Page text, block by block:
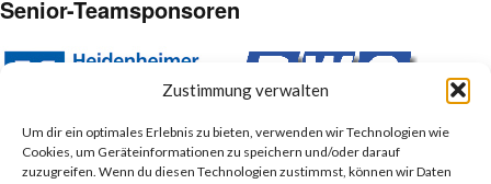
Zustimmung verwalten
Um dir ein optimales Erlebnis zu bieten, verwenden wir Technologien wie
Cookies, um Geräteinformationen zu speichern und/oder darauf
zuzugreifen. Wenn du diesen Technologien zustimmst, können wir Daten
Senior-Teamsponsoren
Junior-Teamsponsoren